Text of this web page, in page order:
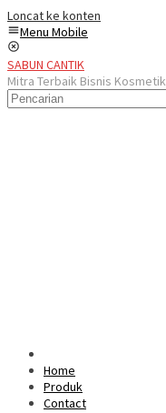
Loncat ke konten
Menu Mobile
SABUN CANTIK
Mitra Terbaik Bisnis Kosmetik
Home
Produk
Contact